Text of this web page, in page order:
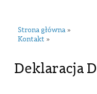
Strona główna »
Kontakt »
Deklaracja